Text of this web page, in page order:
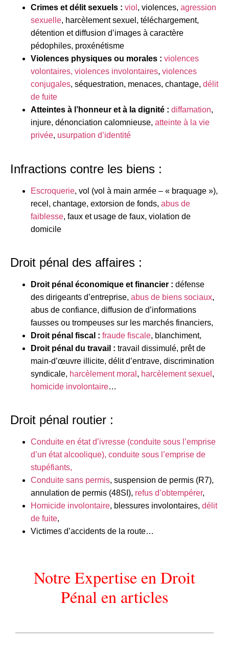
Crimes et délit sexuels : viol , violences, agression
sexuelle, harcèlement sexuel, téléchargement,
détention et diffusion d’images à caractère
pédophiles, proxénétisme
Violences physiques ou morales : violences
volontaires, violences involontaires, violences
conjugales, séquestration, menaces, chantage, délit
de fuite
Atteintes à l’honneur et à la dignité : diffamation,
injure, dénonciation calomnieuse, atteinte à la vie
privée, usurpation d’identité
Infractions contre les biens :
Escroquerie, vol (vol à main armée – « braquage »),
recel, chantage, extorsion de fonds, abus de
faiblesse, faux et usage de faux, violation de
domicile
Droit pénal des affaires :
Droit pénal économique et financier : défense
des dirigeants d’entreprise, abus de biens sociaux,
abus de confiance, diffusion de d’informations
fausses ou trompeuses sur les marchés financiers,
Droit pénal fiscal : fraude fiscale, blanchiment,
Droit pénal du travail : travail dissimulé, prêt de
main-d’œuvre illicite, délit d’entrave, discrimination
syndicale, harcèlement moral , harcèlement sexuel ,
homicide involontaire…
Droit pénal routier :
Conduite en état d’ivresse (conduite sous l’emprise
d’un état alcoolique), conduite sous l’emprise de
stupéfiants,
Conduite sans permis, suspension de permis (R7),
annulation de permis (48SI), refus d’obtempérer,
Homicide involontaire, blessures involontaires, délit
de fuite,
Victimes d’accidents de la route…
Notre Expertise en Droit
Pénal en articles